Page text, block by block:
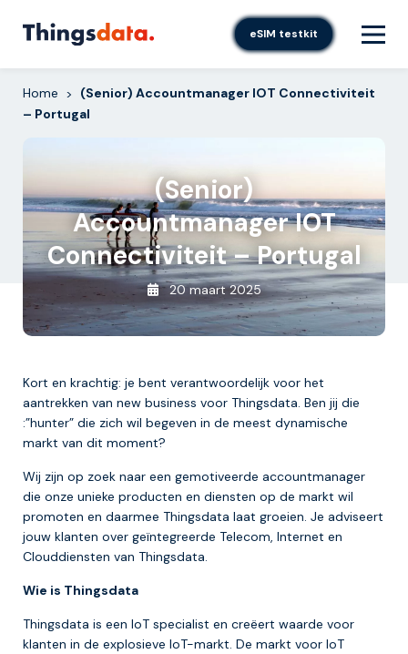
eSIM testkit
Home >
(Senior) Accountmanager IOT Connectiviteit
– Portugal
(Senior)
Accountmanager IOT
Connectiviteit – Portugal
20 maart 2025
Kort en krachtig: je bent verantwoordelijk voor het
aantrekken van new business voor Thingsdata. Ben jij die
:”hunter” die zich wil begeven in de meest dynamische
markt van dit moment?
Wij zijn op zoek naar een gemotiveerde accountmanager
die onze unieke producten en diensten op de markt wil
promoten en daarmee Thingsdata laat groeien. Je adviseert
jouw klanten over geïntegreerde Telecom, Internet en
Clouddiensten van Thingsdata.
Wie is Thingsdata
Thingsdata is een IoT specialist en creëert waarde voor
klanten in de explosieve IoT-markt. De markt voor IoT